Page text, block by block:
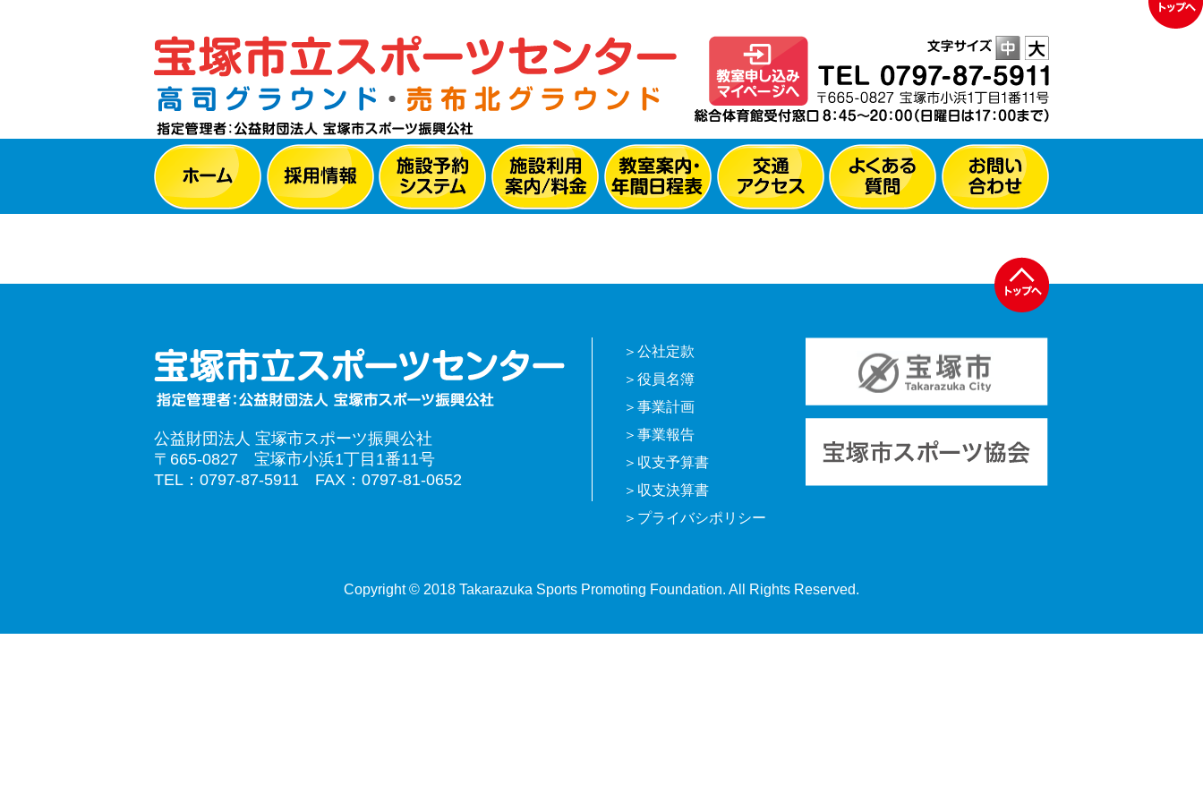
公益財団法人 宝塚市スポーツ振興公社
〒665-0827 宝塚市小浜1丁目1番11号
TEL：0797-87-5911 FAX：0797-81-0652
公社定款
役員名簿
事業計画
事業報告
収支予算書
収支決算書
プライバシポリシー
Copyright © 2018 Takarazuka Sports Promoting Foundation. All Rights Reserved.